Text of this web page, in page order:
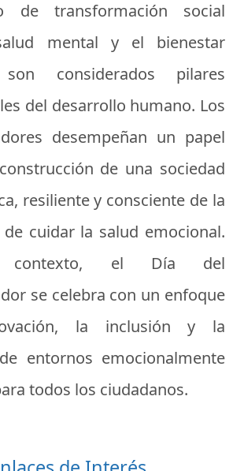
de transformación social
mental y el bienestar
son considerados pilares
del desarrollo humano. Los
desempeñan un papel
de una sociedad
resiliente y consciente de la
cuidar la salud emocional.
contexto, el Día del
se celebra con un enfoque
la inclusión y la
entornos emocionalmente
todos los ciudadanos.